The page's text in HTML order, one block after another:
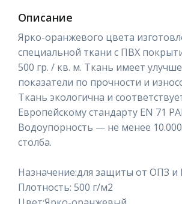
Описание
Ярко-оранжевого цвета
специальной ткани с ПВХ
500 гр. / кв. м. Ткань имеет
показатели по прочности и
Ткань экологична и
Европейскому стандарту EN 71
Водоупорность — не менее
столба.
Назначение:для защиты от ОПЗ
Плотность: 500 г/м2